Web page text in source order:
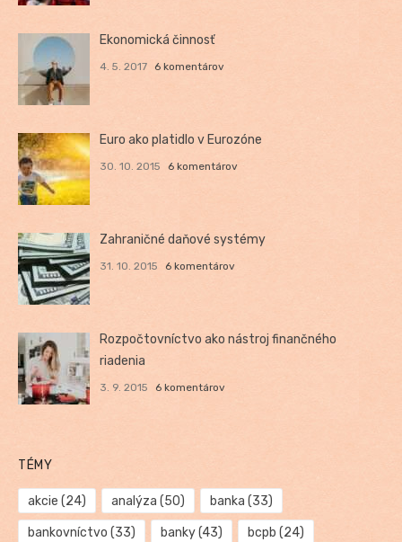
Ekonomická činnosť
4. 5. 2017 6 komentárov
Euro ako platidlo v Eurozóne
30. 10. 2015 6 komentárov
Zahraničné daňové systémy
31. 10. 2015 6 komentárov
Rozpočtovníctvo ako nástroj finančného
riadenia
3. 9. 2015 6 komentárov
TÉMY
akcie (24) analýza (50) banka (33)
bankovníctvo (33) banky(43) bcpb (24)